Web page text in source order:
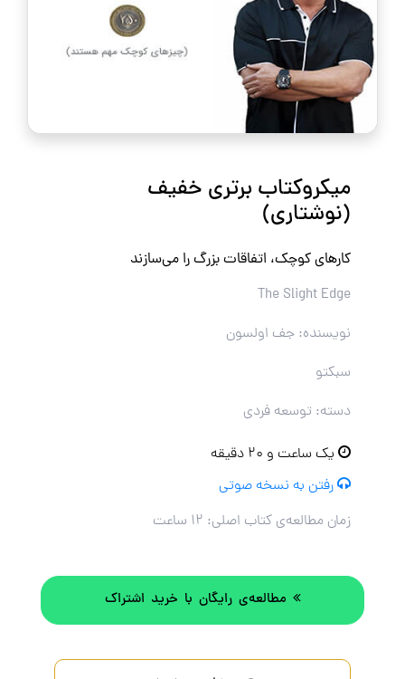
میکروکتاب برتری خفیف
(نوشتاری)
کارهای کوچک، اتفاقات بزرگ را می‌سازند
The Slight Edge
نویسنده: جف اولسون
سبکتو
دسته: توسعه فردی
یک ساعت و ۲۰ دقیقه
رفتن به نسخه صوتی
زمان مطالعه‌ی کتاب اصلی: ۱۲ ساعت
مطالعه‌ی رایگان با خرید اشتراک